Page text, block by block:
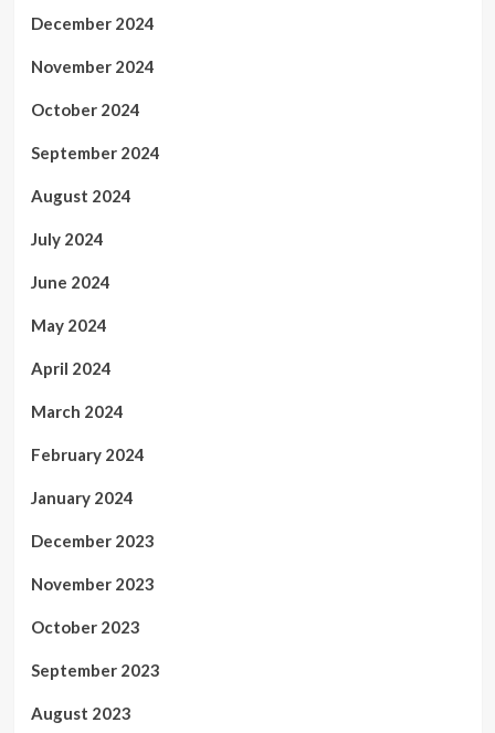
December 2024
November 2024
October 2024
September 2024
August 2024
July 2024
June 2024
May 2024
April 2024
March 2024
February 2024
January 2024
December 2023
November 2023
October 2023
September 2023
August 2023